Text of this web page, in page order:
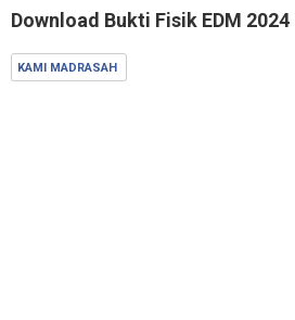
Download Bukti Fisik EDM 2024
KAMI MADRASAH